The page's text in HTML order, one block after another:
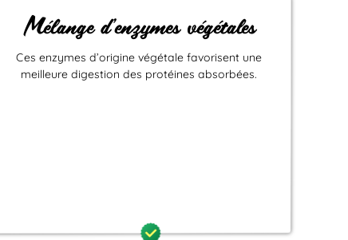
Mélange d’enzymes végétales
Ces enzymes d’origine végétale favorisent une
meilleure digestion des protéines absorbées.